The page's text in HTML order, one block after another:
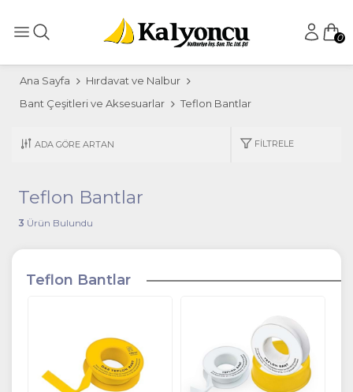
0
Ana Sayfa
Hırdavat ve Nalbur
Bant Çeşitleri ve Aksesuarlar
Teflon Bantlar
FILTRELE
Teflon Bantlar
3 Ürün Bulundu
Teflon Bantlar